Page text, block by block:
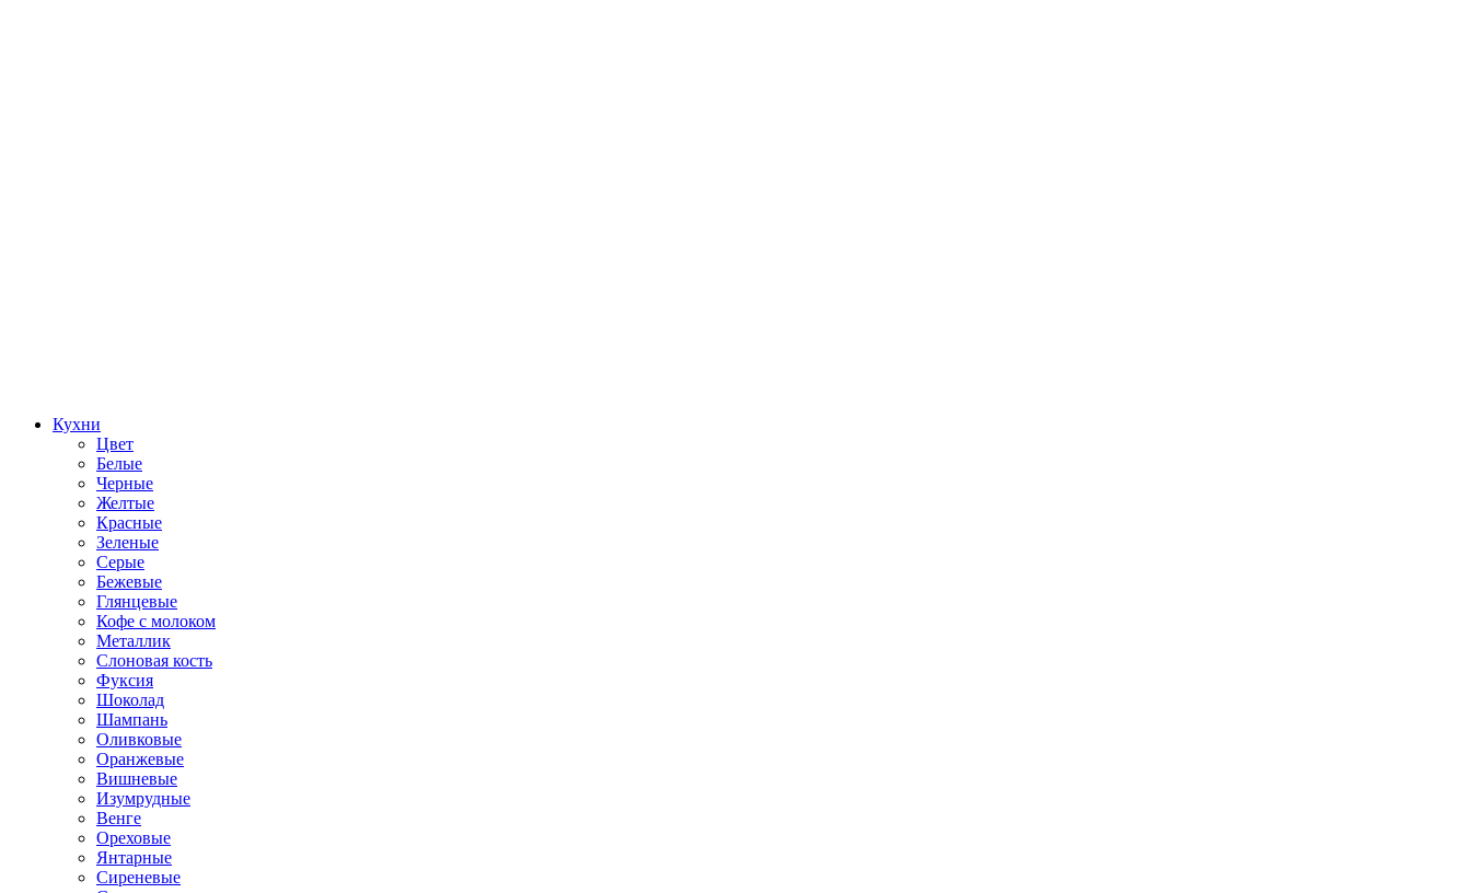
Кухни
Цвет
Белые
Черные
Желтые
Красные
Зеленые
Серые
Бежевые
Глянцевые
Кофе с молоком
Металлик
Слоновая кость
Фуксия
Шоколад
Шампань
Оливковые
Оранжевые
Вишневые
Изумрудные
Венге
Ореховые
Янтарные
Сиреневые